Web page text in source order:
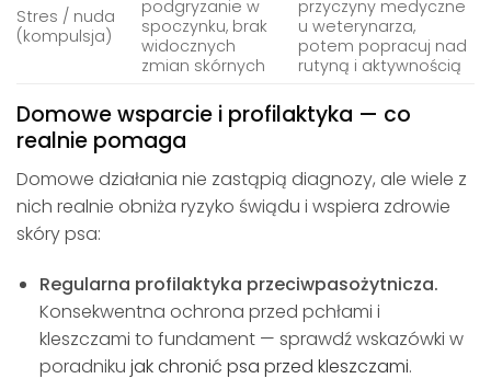
Stres / nuda
(kompulsja)
podgryzanie w
spoczynku, brak
widocznych
zmian skórnych
przyczyny medyczne
u weterynarza,
potem popracuj nad
rutyną i aktywnością
Domowe wsparcie i profilaktyka — co
realnie pomaga
Domowe działania nie zastąpią diagnozy, ale wiele z
nich realnie obniża ryzyko świądu i wspiera zdrowie
skóry psa:
Regularna profilaktyka przeciwpasożytnicza.
Konsekwentna ochrona przed pchłami i
kleszczami to fundament — sprawdź wskazówki w
poradniku jak chronić psa przed kleszczami.